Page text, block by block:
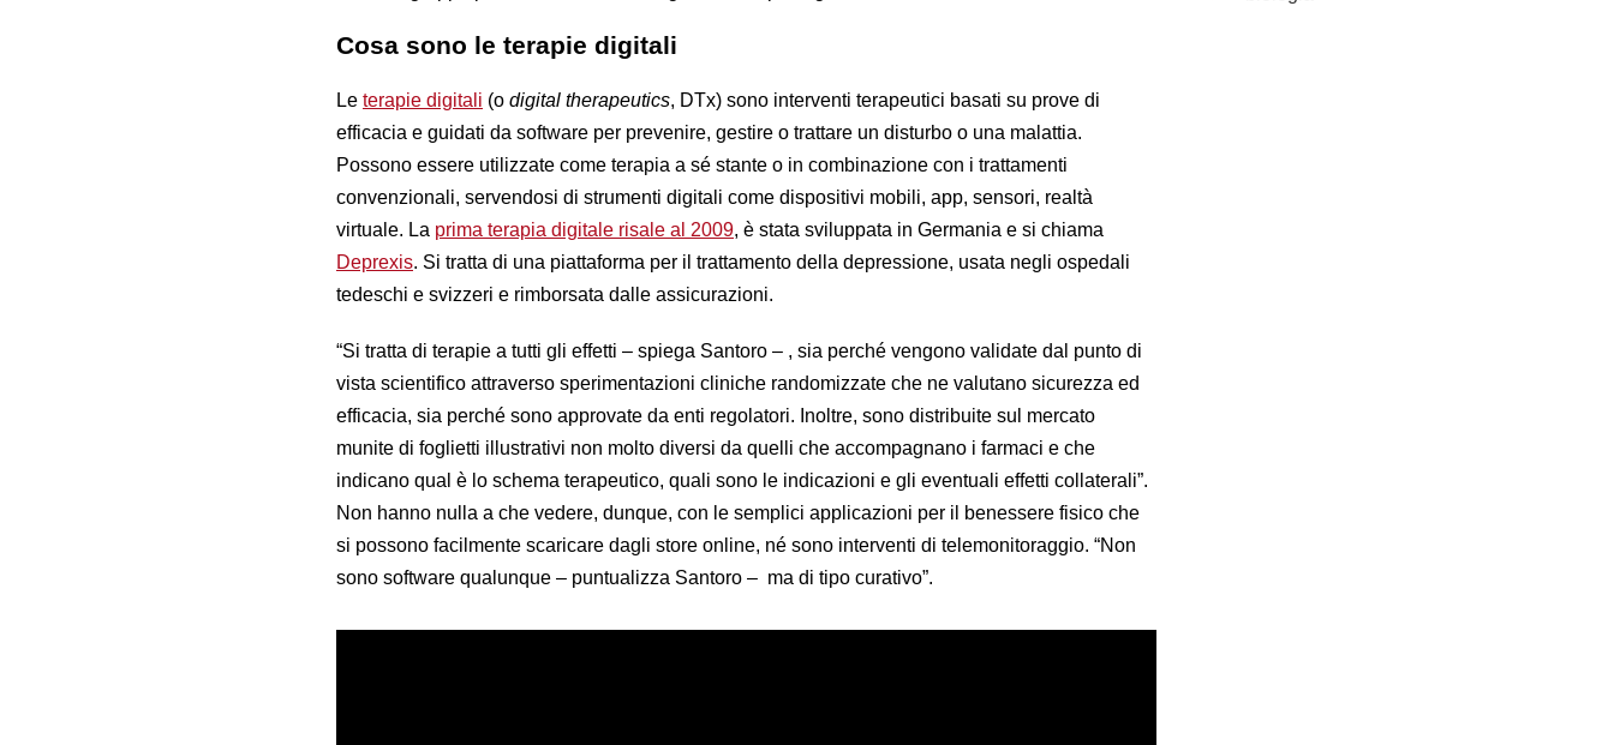
Cosa sono le terapie digitali
Le terapie digitali (o digital therapeutics, DTx) sono interventi terapeutici basati su prove di
efficacia e guidati da software per prevenire, gestire o trattare un disturbo o una malattia.
Possono essere utilizzate come terapia a sé stante o in combinazione con i trattamenti
convenzionali, servendosi di strumenti digitali come dispositivi mobili, app, sensori, realtà
virtuale. La prima terapia digitale risale al 2009, è stata sviluppata in Germania e si chiama
Deprexis. Si tratta di una piattaforma per il trattamento della depressione, usata negli ospedali
tedeschi e svizzeri e rimborsata dalle assicurazioni.
“Si tratta di terapie a tutti gli effetti – spiega Santoro – , sia perché vengono validate dal punto di
vista scientifico attraverso sperimentazioni cliniche randomizzate che ne valutano sicurezza ed
efficacia, sia perché sono approvate da enti regolatori. Inoltre, sono distribuite sul mercato
munite di foglietti illustrativi non molto diversi da quelli che accompagnano i farmaci e che
indicano qual è lo schema terapeutico, quali sono le indicazioni e gli eventuali effetti collaterali”.
Non hanno nulla a che vedere, dunque, con le semplici applicazioni per il benessere fisico che
si possono facilmente scaricare dagli store online, né sono interventi di telemonitoraggio. “Non
sono software qualunque – puntualizza Santoro – ma di tipo curativo”.